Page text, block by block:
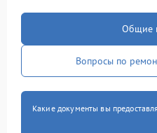
Общие
Вопросы по
Какие документы вы